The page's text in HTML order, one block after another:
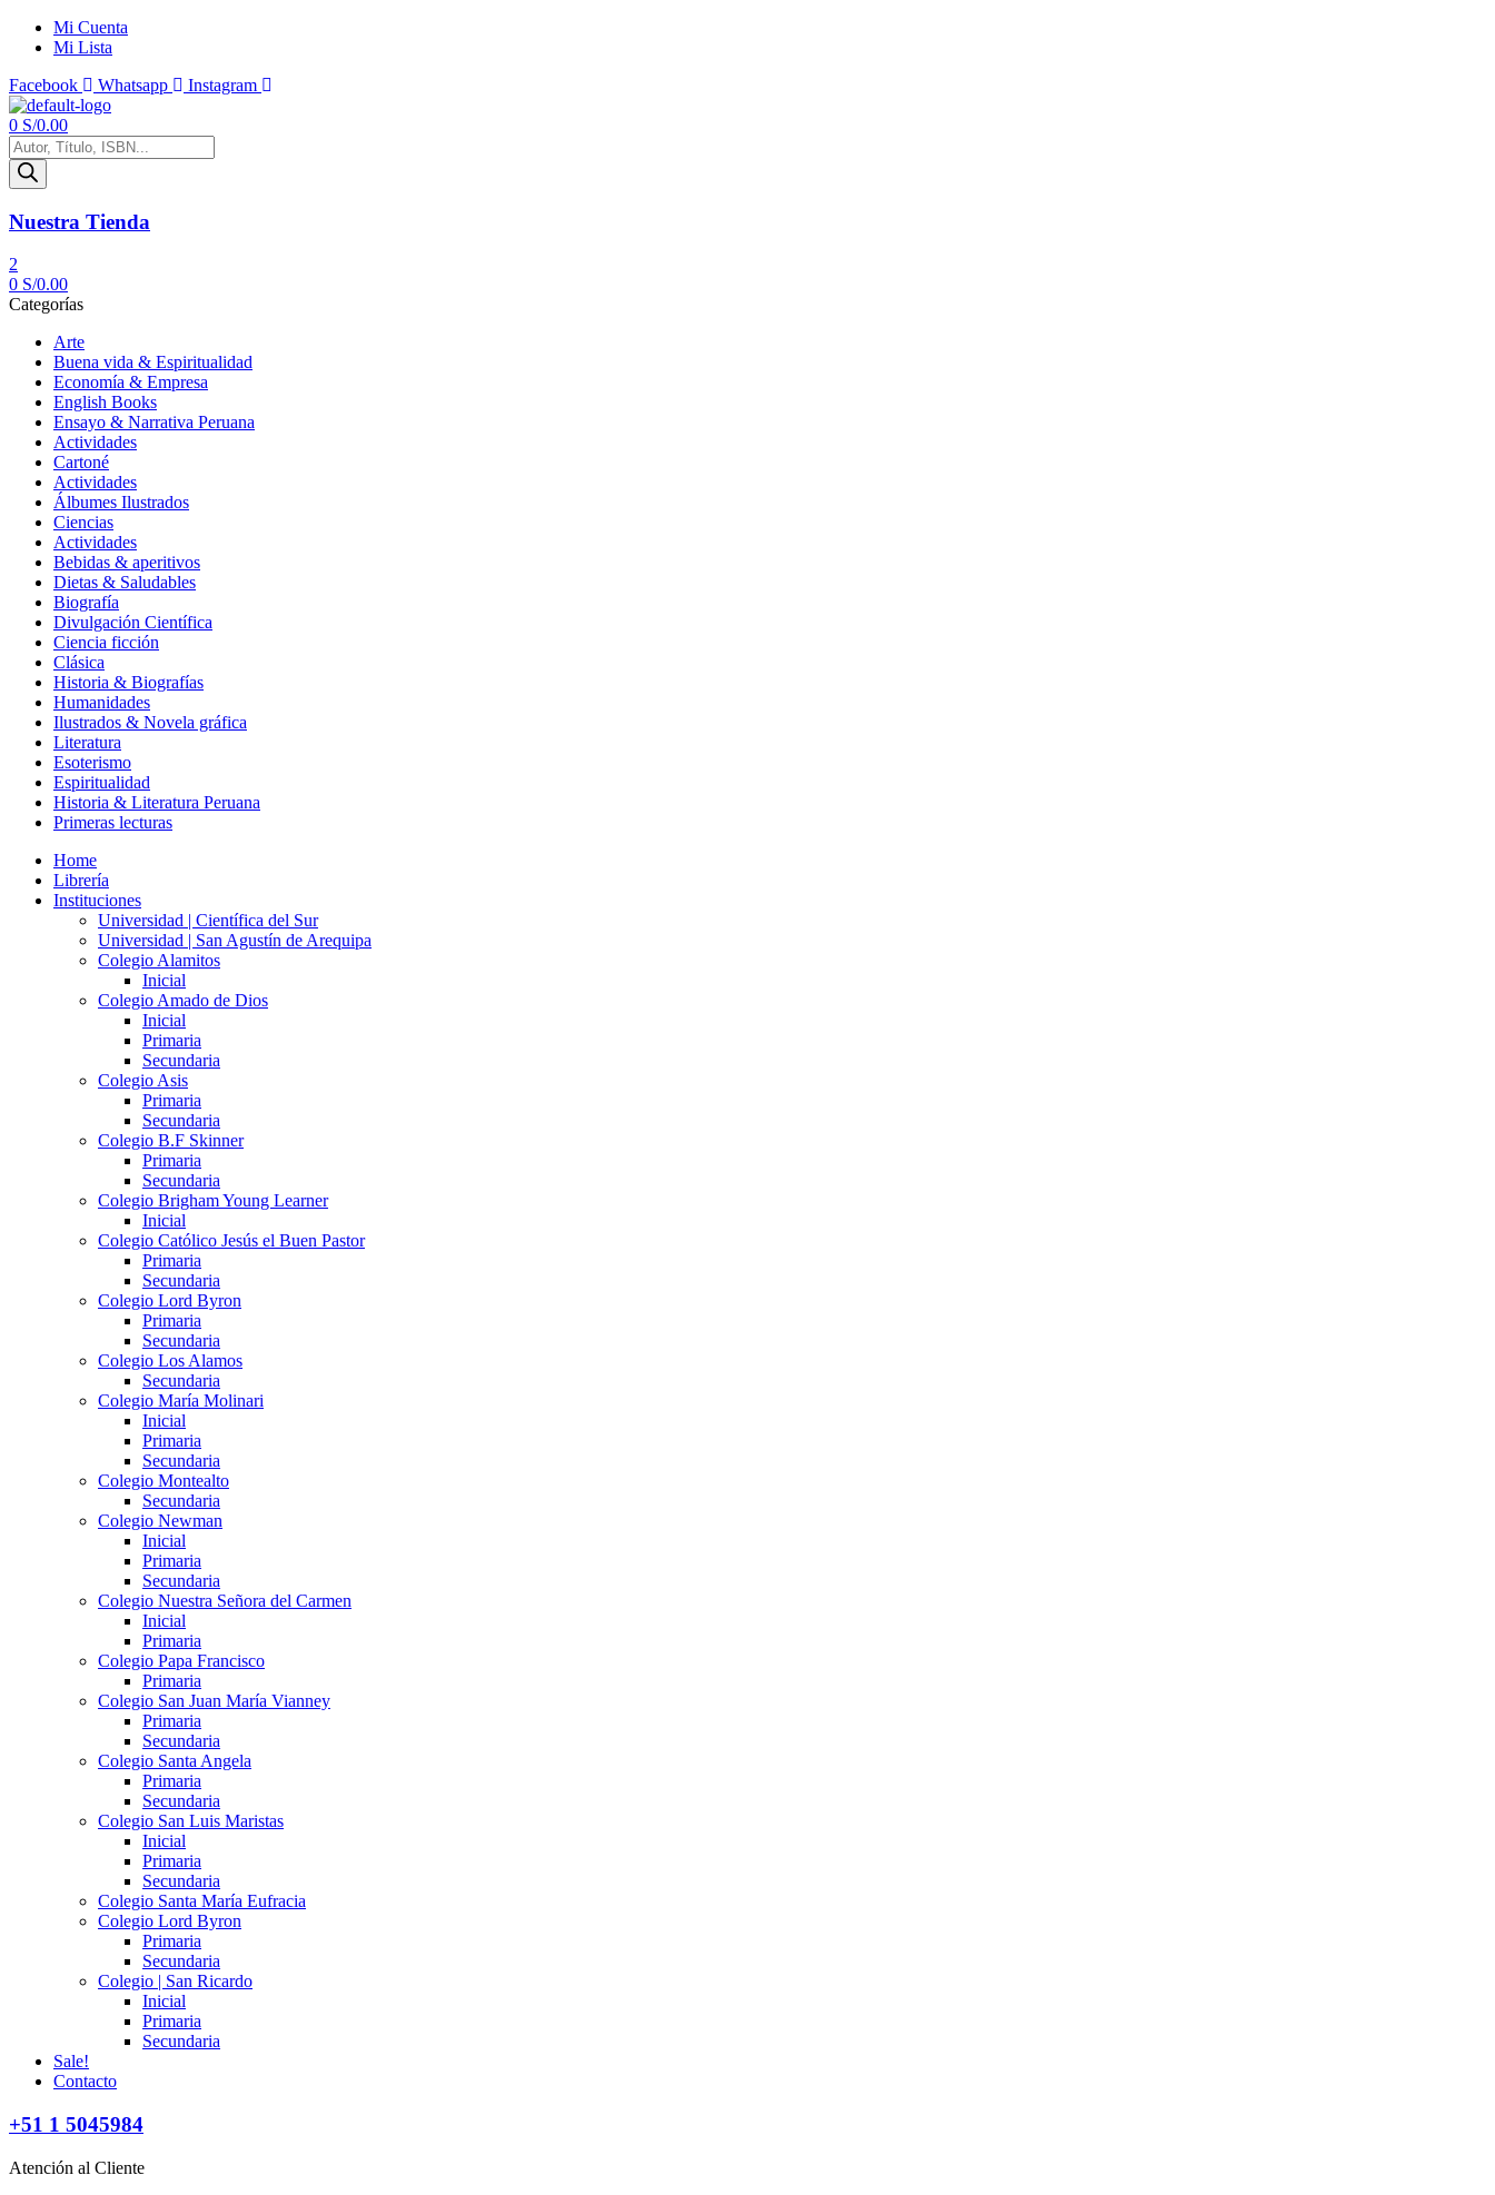
Mi Cuenta
Mi Lista
Facebook
Whatsapp
Instagram
Menú
0 S/0.00
Búsqueda
de
productos
Nuestra Tienda
2
0 S/0.00
Categorías
Arte
Buena vida & Espiritualidad
Economía & Empresa
English Books
Ensayo & Narrativa Peruana
Actividades
Cartoné
Actividades
Álbumes Ilustrados
Ciencias
Actividades
Bebidas & aperitivos
Dietas & Saludables
Biografía
Divulgación Científica
Ciencia ficción
Clásica
Historia & Biografías
Humanidades
Ilustrados & Novela gráfica
Literatura
Esoterismo
Espiritualidad
Historia & Literatura Peruana
Primeras lecturas
Home
Librería
Instituciones
Universidad | Científica del Sur
Universidad | San Agustín de Arequipa
Colegio Alamitos
Inicial
Colegio Amado de Dios
Inicial
Primaria
Secundaria
Colegio Asis
Primaria
Secundaria
Colegio B.F Skinner
Primaria
Secundaria
Colegio Brigham Young Learner
Inicial
Colegio Católico Jesús el Buen Pastor
Primaria
Secundaria
Colegio Lord Byron
Primaria
Secundaria
Colegio Los Alamos
Secundaria
Colegio María Molinari
Inicial
Primaria
Secundaria
Colegio Montealto
Secundaria
Colegio Newman
Inicial
Primaria
Secundaria
Colegio Nuestra Señora del Carmen
Inicial
Primaria
Colegio Papa Francisco
Primaria
Colegio San Juan María Vianney
Primaria
Secundaria
Colegio Santa Angela
Primaria
Secundaria
Colegio San Luis Maristas
Inicial
Primaria
Secundaria
Colegio Santa María Eufracia
Colegio Lord Byron
Primaria
Secundaria
Colegio | San Ricardo
Inicial
Primaria
Secundaria
Sale!
Contacto
+51 1 5045984
Atención al Cliente